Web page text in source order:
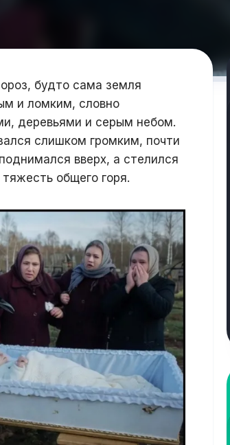
будто сама земля
и ломким, словно
деревьями и серым небом.
слишком громким, почти
вверх, а стелился
общего горя.